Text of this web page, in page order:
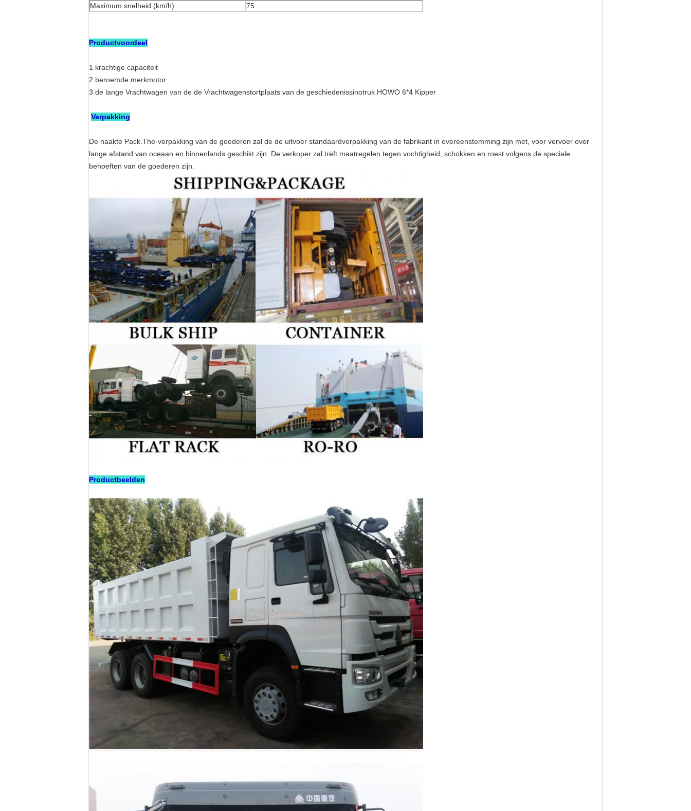
Maximum snelheid (km/h)
75
Productvoordeel
1 krachtige capaciteit
2 beroemde merkmotor
3 de lange Vrachtwagen van de de Vrachtwagenstortplaats van de geschiedenissinotruk HOWO 6*4 Kipper
Verpakking
De naakte Pack.The-verpakking van de goederen zal de de uitvoer standaardverpakking van de fabrikant in overeenstemming zijn met, voor vervoer over
lange afstand van oceaan en binnenlands geschikt zijn. De verkoper zal treft maatregelen tegen vochtigheid, schokken en roest volgens de speciale
behoeften van de goederen zijn.
Productbeelden